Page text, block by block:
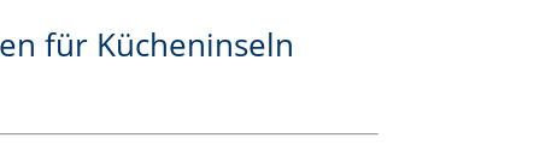
für Kücheninseln